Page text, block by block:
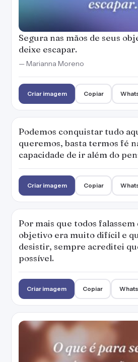
Segura nas mãos de seus
deixe escapar.
— Marianna Moreno
Criar imagem Copiar
Podemos conquistar tudo
queremos, basta termos fé
capacidade de ir além do
Criar imagem Copiar
Por mais que todos falassem
objetivo era muito difícil e
desistir, sempre acreditei
possível.
Criar imagem Copiar